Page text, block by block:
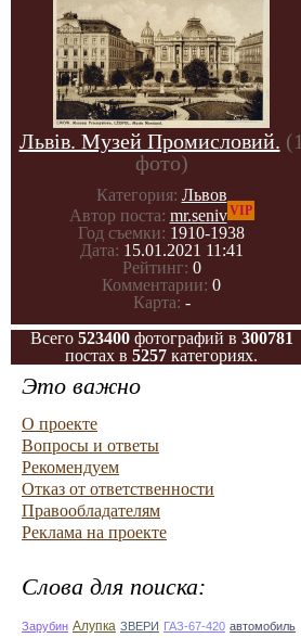
Львів. Музей Промисловий. (1
фото)
Категория: Львов
Автор поста: mr.senivVIP
Год съемки: 1910-1938
Дата: 15.01.2021 11:41
Рейтинг: 0
Комментарии: 0
Карта: -
Всего 523400фотографий в 300781
постах в 5257 категориях.
Это важно
О проекте
Вопросы и ответы
Рекомендуем
Отказ от ответственности
Правообладателям
Реклама на проекте
Слова для поиска:
Зарубин Алупка ЗВЕРИ ГАЗ-67-420 автомобиль